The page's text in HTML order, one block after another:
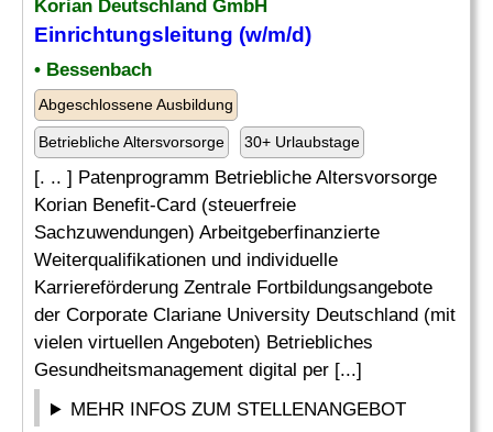
Korian Deutschland GmbH
Einrichtungsleitung (w/m/d)
• Bessenbach
Abgeschlossene Ausbildung
Betriebliche Altersvorsorge 30+ Urlaubstage
[. .. ] Patenprogramm Betriebliche Altersvorsorge
Korian Benefit-Card (steuerfreie
Sachzuwendungen) Arbeitgeberfinanzierte
Weiterqualifikationen und individuelle
Karriereförderung Zentrale Fortbildungsangebote
der Corporate Clariane University Deutschland (mit
vielen virtuellen Angeboten) Betriebliches
Gesundheitsmanagement digital per [...]
MEHR INFOS ZUM STELLENANGEBOT